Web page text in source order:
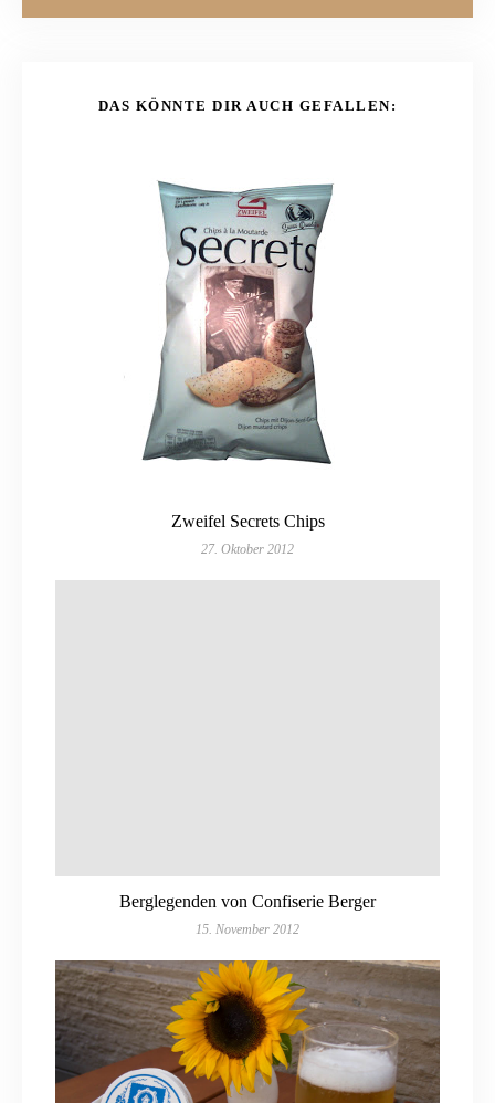
DAS KÖNNTE DIR AUCH GEFALLEN:
Zweifel Secrets Chips
27. Oktober 2012
Berglegenden von Confiserie Berger
15. November 2012